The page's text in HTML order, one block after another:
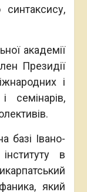
синтаксису,
академії
Президії
і
семінарів,
базі Івано-
інституту в
який